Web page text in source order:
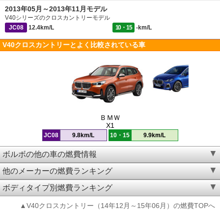
2013年05月～2013年11月モデル
V40シリーズのクロスカントリーモデル
JC08
12.4km/L 10・15 -km/L
V40クロスカントリーとよく比較されている車
ＢＭＷ
X1
JC08 9.8km/L 10・15 9.9km/L
ボルボの他の車の燃費情報
他のメーカーの燃費ランキング
ボディタイプ別燃費ランキング
▲V40クロスカントリー（14年12月～15年06月）の燃費TOPへ